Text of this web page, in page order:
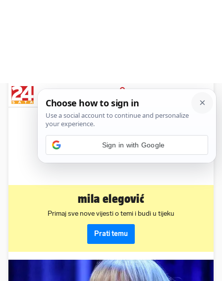
mila elegović
Primaj sve nove vijesti o temi i budi u tijeku
Prati temu